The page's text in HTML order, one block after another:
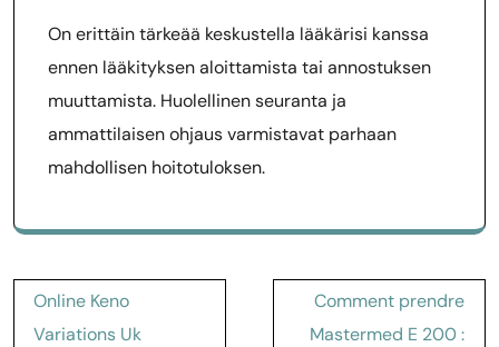
On erittäin tärkeää keskustella lääkärisi kanssa
ennen lääkityksen aloittamista tai annostuksen
muuttamista. Huolellinen seuranta ja
ammattilaisen ohjaus varmistavat parhaan
mahdollisen hoitotuloksen.
Post
navigation
Online Keno
Variations Uk
Comment prendre
Mastermed E 200 :